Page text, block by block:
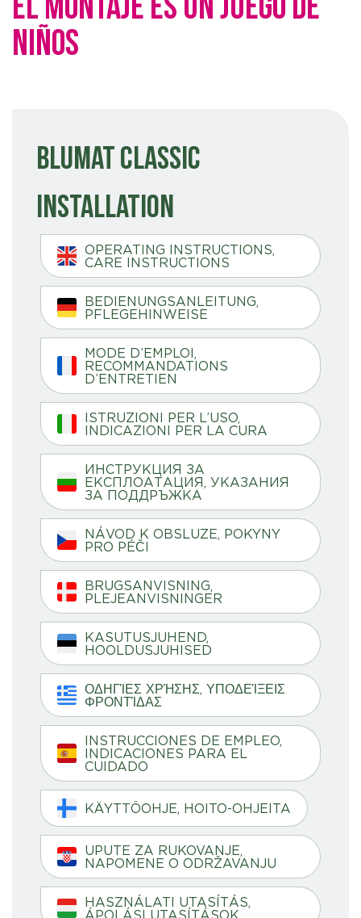
NIÑOS
Blumat Classic
Installation
OPERATING INSTRUCTIONS,
CARE INSTRUCTIONS
BEDIENUNGSANLEITUNG,
PFLEGEHINWEISE
MODE D’EMPLOI,
RECOMMANDATIONS
D’ENTRETIEN
ISTRUZIONI PER L’USO,
INDICAZIONI PER LA CURA
ИНСТРУКЦИЯ ЗА
ЕКСПЛОАТАЦИЯ, УКАЗАНИЯ
ЗА ПОДДРЪЖКА
NÁVOD K OBSLUZE, POKYNY
PRO PÉČI
BRUGSANVISNING,
PLEJEANVISNINGER
KASUTUSJUHEND,
HOOLDUSJUHISED
ΟΔΗΓΊΕΣ ΧΡΉΣΗΣ, ΥΠΟΔΕΊΞΕΙΣ
ΦΡΟΝΤΊΔΑΣ
INSTRUCCIONES DE EMPLEO,
INDICACIONES PARA EL
CUIDADO
KÄYTTÖOHJE, HOITO-OHJEITA
UPUTE ZA RUKOVANJE,
NAPOMENE O ODRŽAVANJU
HASZNÁLATI UTASÍTÁS,
ÁPOLÁSI UTASÍTÁSOK